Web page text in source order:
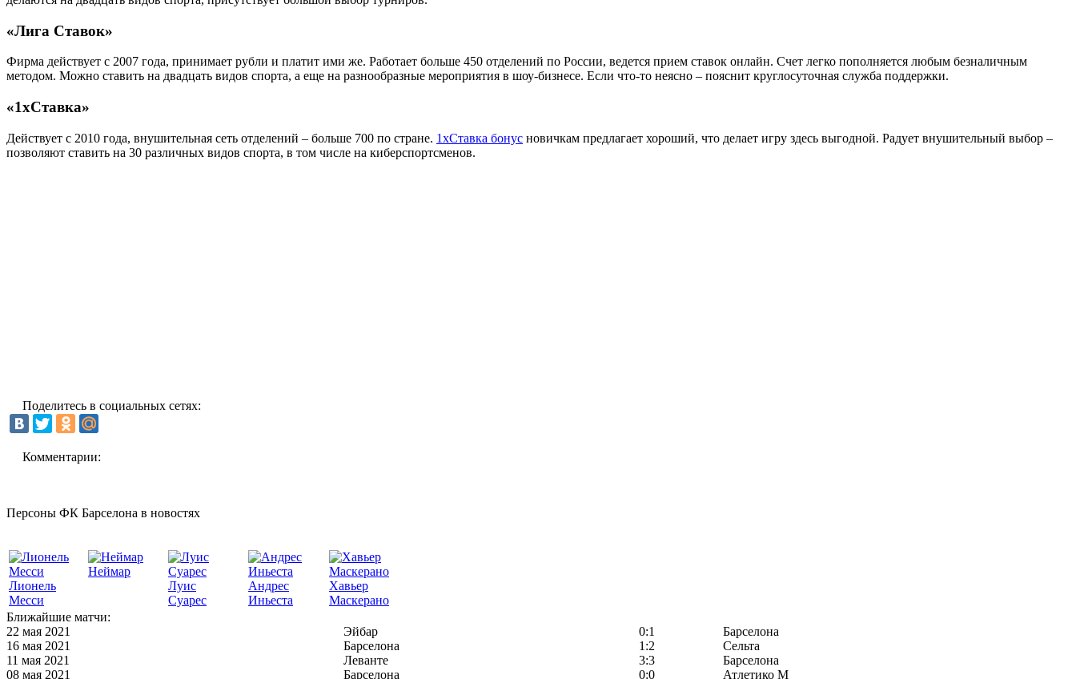
«Лига Ставок»
Фирма действует с 2007 года, принимает рубли и платит ими же. Работает больше 450 отделений по России, ведется прием ставок онлайн. Счет легко пополняется любым безналичным
методом. Можно ставить на двадцать видов спорта, а еще на разнообразные мероприятия в шоу-бизнесе. Если что-то неясно – пояснит круглосуточная служба поддержки.
«1xСтавка»
Действует с 2010 года, внушительная сеть отделений – больше 700 по стране. 1хСтавка бонус новичкам предлагает хороший, что делает игру здесь выгодной. Радует внушительный выбор –
позволяют ставить на 30 различных видов спорта, в том числе на киберспортсменов.
Поделитесь в социальных сетях:
Комментарии:
Персоны ФК Барселона в новостях
Лионель
Месси
Неймар
Луис
Суарес
Андрес
Иньеста
Хавьер
Маскерано
Ближайшие матчи:
22 мая 2021
Эйбар 0:1
Барселона
16 мая 2021
Барселона 1:2
Сельта
11 мая 2021
Леванте 3:3
Барселона
08 мая 2021
Барселона 0:0
Атлетико М